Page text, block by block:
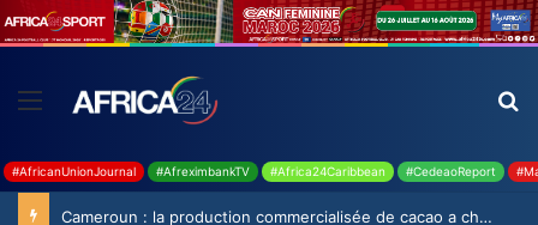
#AfricanUnionJournal #AfreximbankTV #Africa24Caribbean #CedeaoReport
Cameroun : la production commercialisée de cacao a chuté de 19,9% durant la saison 2025-2026